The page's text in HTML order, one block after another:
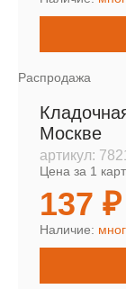
Распродажа
Москве
артикул: 7821
Цена за 1
137 ₽
Наличие: